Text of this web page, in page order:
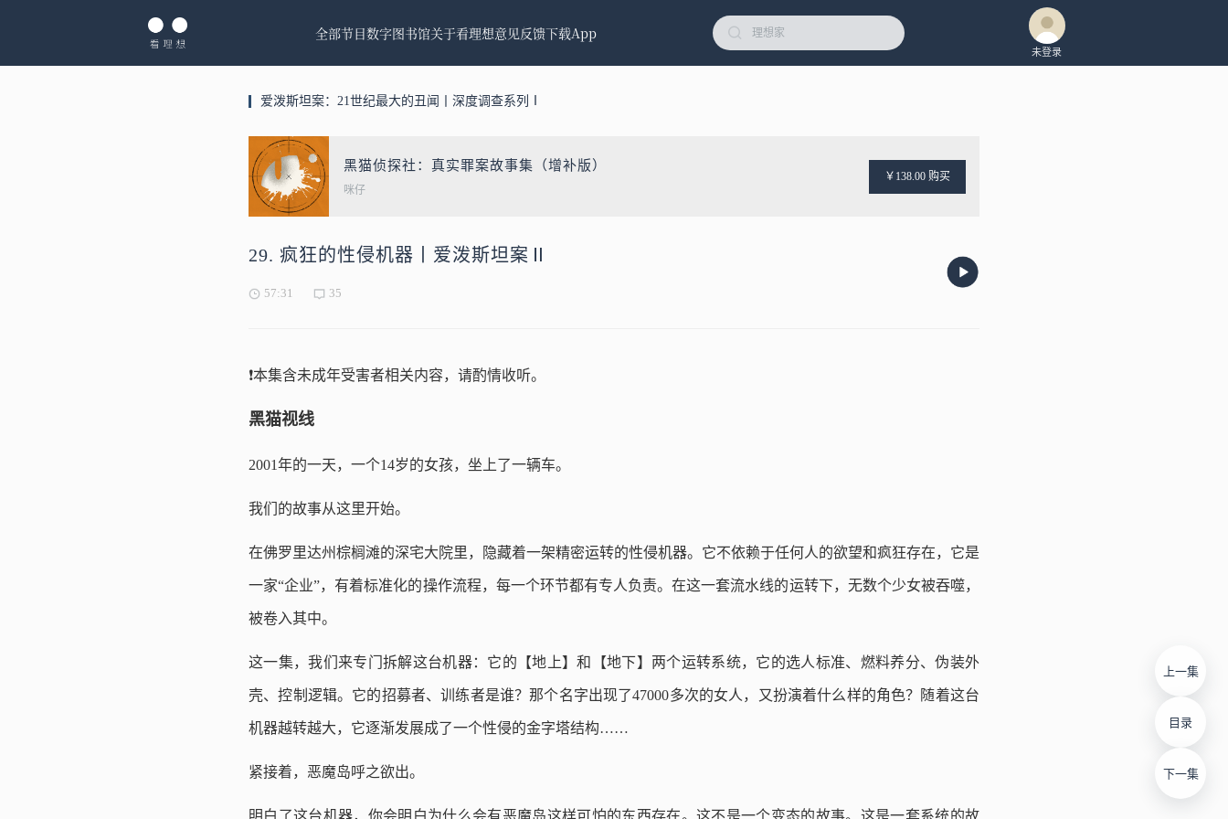
全部节目数字图书馆关于看理想意见反馈下载App
未登录
爱泼斯坦案：21世纪最大的丑闻丨深度调查系列Ⅰ
黑猫侦探社：真实罪案故事集（增补版）
咪仔
￥138.00 购买
29. 疯狂的性侵机器丨爱泼斯坦案Ⅱ
57:31 35
上一集
目录
下一集
❗本集含未成年受害者相关内容，请酌情收听。
黑猫视线
2001年的一天，一个14岁的女孩，坐上了一辆车。
我们的故事从这里开始。
在佛罗里达州棕榈滩的深宅大院里，隐藏着一架精密运转的性侵机器。它不依赖于任何人的欲望和疯狂存在，它是
一家“企业”，有着标准化的操作流程，每一个环节都有专人负责。在这一套流水线的运转下，无数个少女被吞噬，
被卷入其中。
这一集，我们来专门拆解这台机器：它的【地上】和【地下】两个运转系统，它的选人标准、燃料养分、伪装外
壳、控制逻辑。它的招募者、训练者是谁？那个名字出现了47000多次的女人，又扮演着什么样的角色？随着这台
机器越转越大，它逐渐发展成了一个性侵的金字塔结构……
紧接着，恶魔岛呼之欲出。
明白了这台机器，你会明白为什么会有恶魔岛这样可怕的东西存在。这不是一个变态的故事。这是一套系统的故